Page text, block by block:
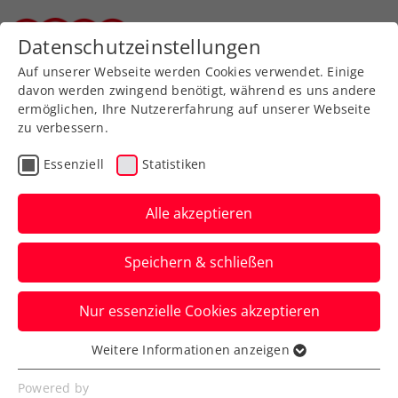
Zurück zur Newsübersicht
Davis Cup
„Das wäre unglaublich“:
Melzer träumt von Davis-
Cup-Coup gegen Finnland
Der Niederösterreicher skizziert auch eine
klare Marschroute, wie der Erfolg
gelingen soll.
Verfasst von: Manuel Wachta, 25.01.2025
Datenschutzeinstellungen
Auf unserer Webseite werden Cookies verwendet. Einige
davon werden zwingend benötigt, während es uns andere
ermöglichen, Ihre Nutzererfahrung auf unserer Webseite
zu verbessern.
Essenziell Statistiken
Alle akzeptieren
Speichern & schließen
Nur essenzielle Cookies akzeptieren
Essenziell
Essenzielle Cookies werden für grundlegende
Weitere Informationen anzeigen
Powered by